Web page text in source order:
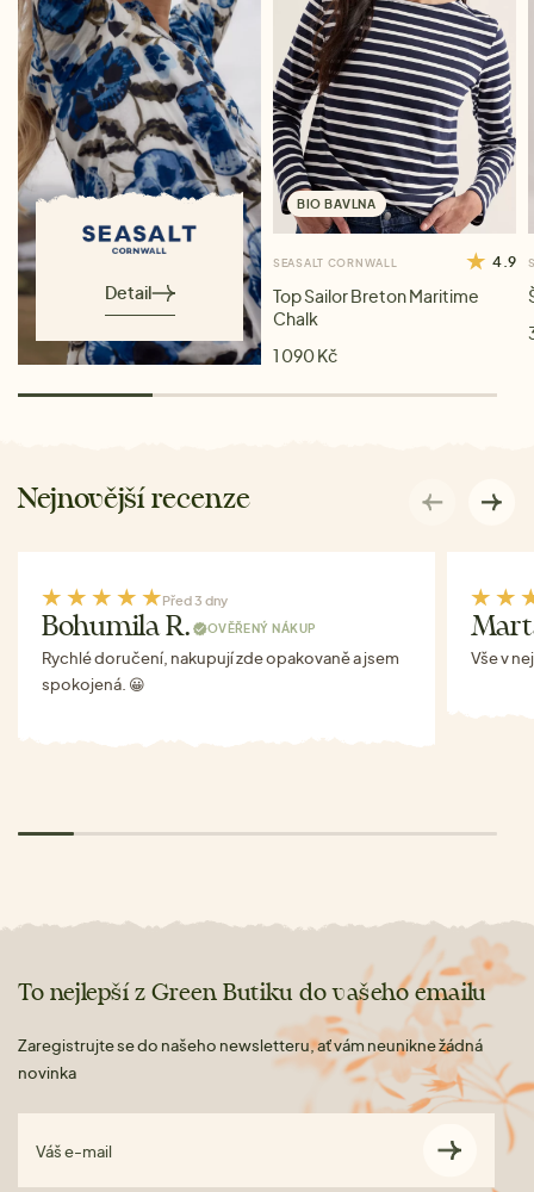
Detail
BIO BAVLNA
SEASALT CORNWALL 4.9
Top Sailor Breton Maritime
Chalk
1 090 Kč
Nejnovější recenze
Před 3 dny
Bohumila R. OVĚŘENÝ NÁKUP
Rychlé doručení, nakupují zde opakovaně a jsem
spokojená. 😀
Vše v
To nejlepší z Green Butiku do vašeho emailu
Zaregistrujte se do našeho newsletteru, ať vám neunikne žádná
novinka
Váš e-mail